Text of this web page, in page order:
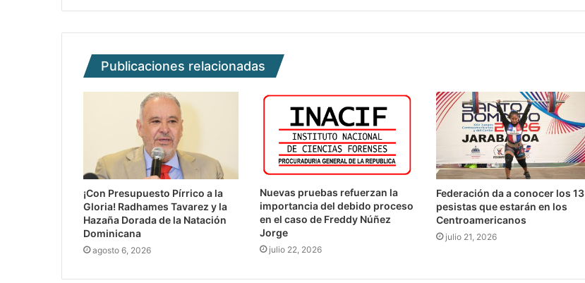
Publicaciones relacionadas
¡Con Presupuesto Pírrico a la
Gloria! Radhames Tavarez y la
Hazaña Dorada de la Natación
Dominicana
agosto 6, 2026
Nuevas pruebas refuerzan la
importancia del debido proceso
en el caso de Freddy Núñez
Jorge
julio 22, 2026
Federación da a conocer los 13
pesistas que estarán en los
Centroamericanos
julio 21, 2026